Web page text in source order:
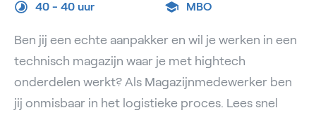
40 - 40 uur MBO
Ben jij een echte aanpakker en wil je werken in een
technisch magazijn waar je met hightech
onderdelen werkt? Als Magazijnmedewerker ben
jij onmisbaar in het logistieke proces. Lees snel